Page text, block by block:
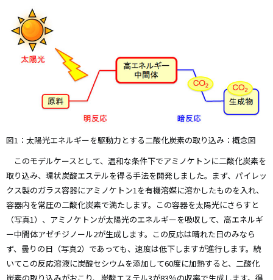
図1：太陽光エネルギーを駆動力とする二酸化炭素の取り込み：概念図
このモデルケースとして、温和な条件下でアミノケトンに二酸化炭素を
取り込み、環状炭酸エステルを得る手法を開発しました。まず、パイレッ
クス製のガラス容器にアミノケトン1を有機溶媒に溶かしたものを入れ、
容器内を常圧の二酸化炭素で満たします。この容器を太陽光にさらすと
（写真1）、アミノケトンが太陽光のエネルギーを吸収して、高エネルギ
ー中間体アゼチジノール2が生成します。この反応は晴れた日のみなら
ず、曇りの日（写真2）であっても、速度は低下しますが進行します。続
いてこの反応溶液に炭酸セシウムを添加して60度に加熱すると、二酸化